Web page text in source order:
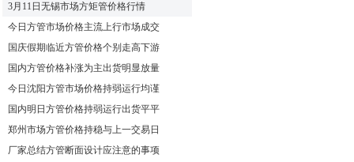
3月11日无锡市场方矩管价格行情
今日方管市场价格主流上行市场成交
国庆假期临近方管价格个别走高下游
国内方管价格补涨为主出货明显放量
今日沈阳方管市场价格持弱运行均谨
国内明日方管价格持弱运行出货平平
郑州市场方管价格持稳与上一交易日
厂家总结方管断面设计应注意的事项